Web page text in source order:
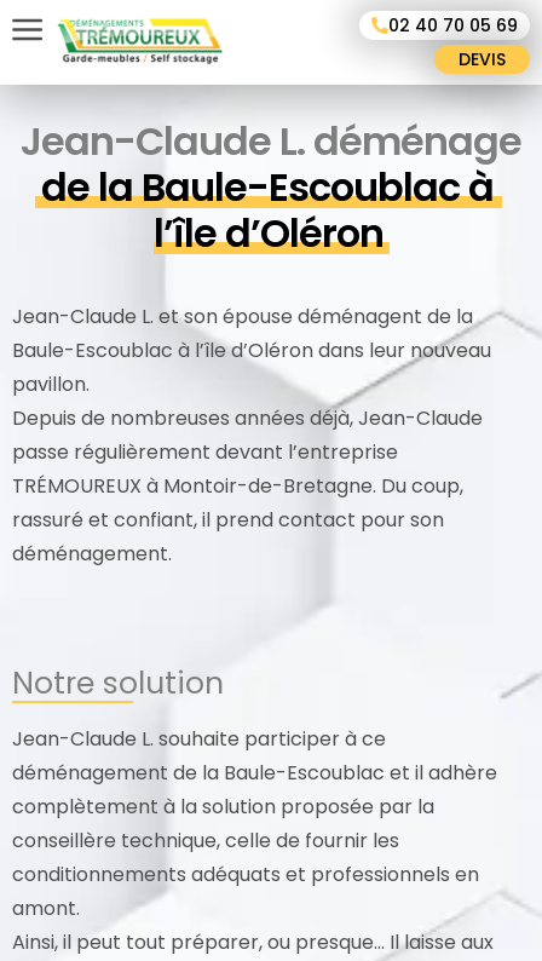
02 40 70 05 69
DEVIS
Jean-Claude L. déménage
de la Baule-Escoublac à
l’île d’Oléron
Jean-Claude L. et son épouse déménagent de la
Baule-Escoublac à l’île d’Oléron dans leur nouveau
pavillon.
Depuis de nombreuses années déjà, Jean-Claude
passe régulièrement devant l’entreprise
TRÉMOUREUX à Montoir-de-Bretagne. Du coup,
rassuré et confiant, il prend contact pour son
déménagement.
Notre solution
Jean-Claude L. souhaite participer à ce
déménagement de la Baule-Escoublac et il adhère
complètement à la solution proposée par la
conseillère technique, celle de fournir les
conditionnements adéquats et professionnels en
amont.
Ainsi, il peut tout préparer, ou presque… Il laisse aux
Panneau de gestion des cookies